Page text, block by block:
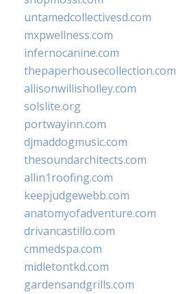
untamedcollectivesd.com
mxpwellness.com
infernocanine.com
thepaperhousecollection.com
allisonwillisholley.com
solslite.org
portwayinn.com
djmaddogmusic.com
thesoundarchitects.com
allin1roofing.com
keepjudgewebb.com
anatomyofadventure.com
drivancastillo.com
cmmedspa.com
midletontkd.com
gardensandgrills.com